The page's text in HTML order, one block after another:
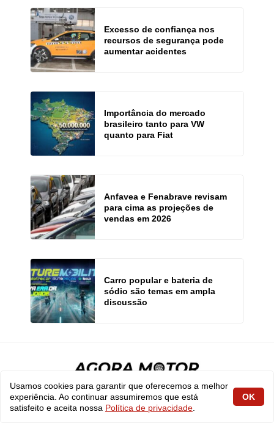
Excesso de confiança nos
recursos de segurança pode
aumentar acidentes
Importância do mercado
brasileiro tanto para VW
quanto para Fiat
Anfavea e Fenabrave revisam
para cima as projeções de
vendas em 2026
Carro popular e bateria de
sódio são temas em ampla
discussão
CONTATO
Usamos cookies para garantir que oferecemos a melhor
experiência. Ao continuar assumiremos que está
satisfeito e aceita nossa Política de privacidade
OK